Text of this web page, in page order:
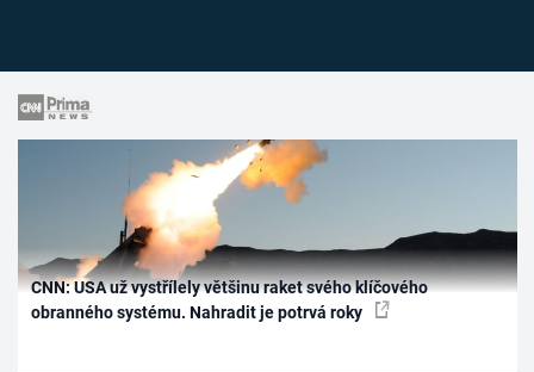
CNN: USA už vystřílely většinu raket svého klíčového
obranného systému. Nahradit je potrvá roky